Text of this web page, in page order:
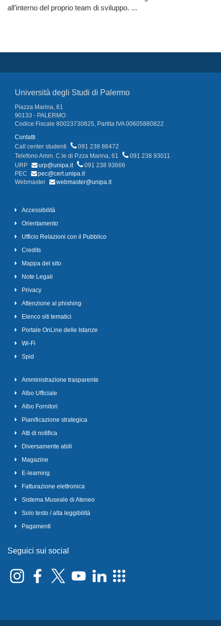
all’interno del proprio team di sviluppo. ...
Università degli Studi di Palermo
Piazza Marina, 61
90133 - PALERMO
Codice Fiscale 80023730825, Partita IVA 00605880822
Contatti
Call center studenti
091 238 86472
Telefono Amm. C.le di P.zza Marina, 61
091 238 93011
URP
urp@unipa.it
091 238 93666
PEC
pec@cert.unipa.it
Webmaster
webmaster@unipa.it
Accessibilità
Orientamento
Ufficio Relazioni con il Pubblico
Credits
Mappa del sito
Note Legali
Privacy
Attenzione al phishing
Elenco siti tematici
Portale OnLine delle Istanze
Wi-Fi
Spid
Amministrazione trasparente
Albo Ufficiale
Albo Fornitori
Pianificazione strategica
Atti di notifica
Diversamente abili
Magazine
E-learning
Fatturazione elettronica
Sistema Museale di Ateneo
Solo testo / alta leggibilità
Pagamenti
Seguici sui social